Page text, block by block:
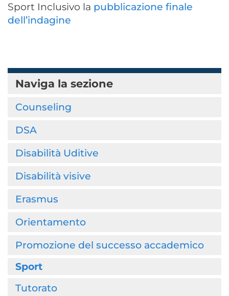
Sport Inclusivo la pubblicazione finale
dell’indagine
Naviga la sezione
Counseling
DSA
Disabilità Uditive
Disabilità visive
Erasmus
Orientamento
Promozione del successo accademico
Sport
Tutorato